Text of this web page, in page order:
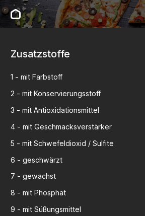
Zusatzstoffe
1 - mit Farbstoff
2 - mit Konservierungsstoff
3 - mit Antioxidationsmittel
4 - mit Geschmacksverstärker
5 - mit Schwefeldioxid / Sulfite
6 - geschwärzt
7 - gewachst
8 - mit Phosphat
9 - mit Süßungsmittel